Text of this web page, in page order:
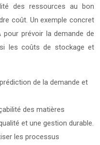
des ressources au bon
coût. Un exemple concret
pour prévoir la demande de
les coûts de stockage et
de la demande et
des matières
et une gestion durable.
les processus